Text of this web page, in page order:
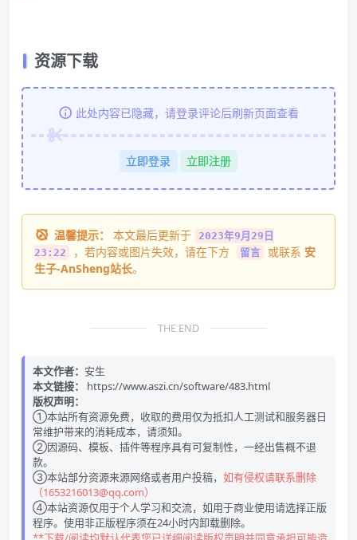
资源下载
此处内容已隐藏，请登录评论后刷新页面查看
立即登录 立即注册
温馨提示： 本文最后更新于
2023年9月29日
23:22
，若内容或图片失效，请在下方 留言 或联系 安
生子-AnSheng站长。
THE END
本文作者： 安生
本文链接：
https://www.aszi.cn/software/483.html
版权声明：
①本站所有资源免费，收取的费用仅为抵扣人工测试和服务器日
常维护带来的消耗成本，请须知。
②因源码、模板、插件等程序具有可复制性，一经出售概不退
款。
③本站部分资源来源网络或者用户投稿， 如有侵权请联系删除
（1653216013@qq.com）
④本站资源仅用于个人学习和交流，如用于商业使用请选择正版
程序。使用非正版程序须在24小时内卸载删除。